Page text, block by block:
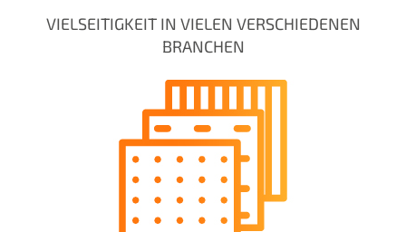
VIELSEITIGKEIT IN VIELEN VERSCHIEDENEN
BRANCHEN